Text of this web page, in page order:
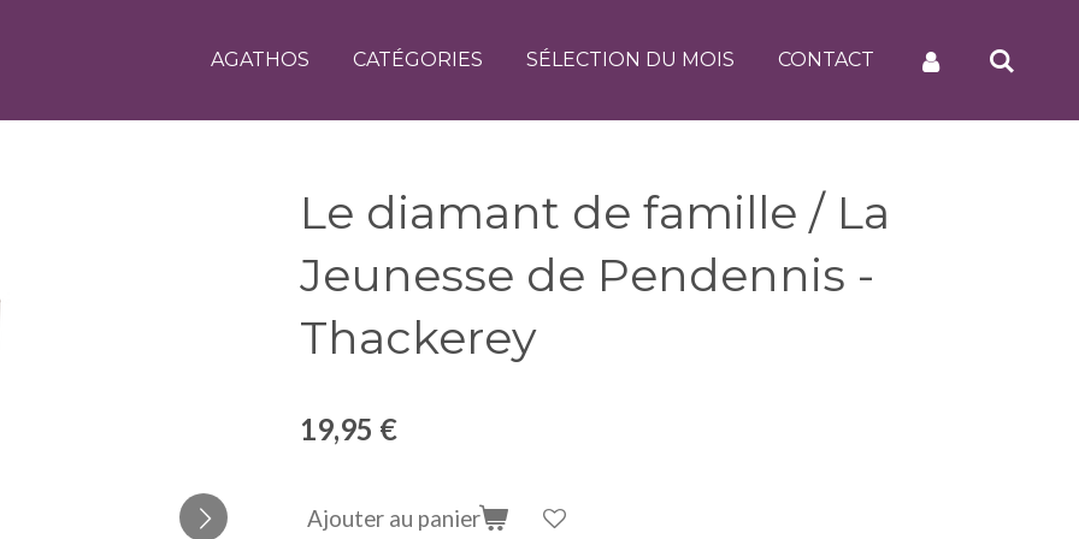
AGATHOS CATÉGORIES SÉLECTION DU MOIS CONTACT
Le diamant de famille / La
Jeunesse de Pendennis -
Thackerey
19,95 €
Ajouter au panier